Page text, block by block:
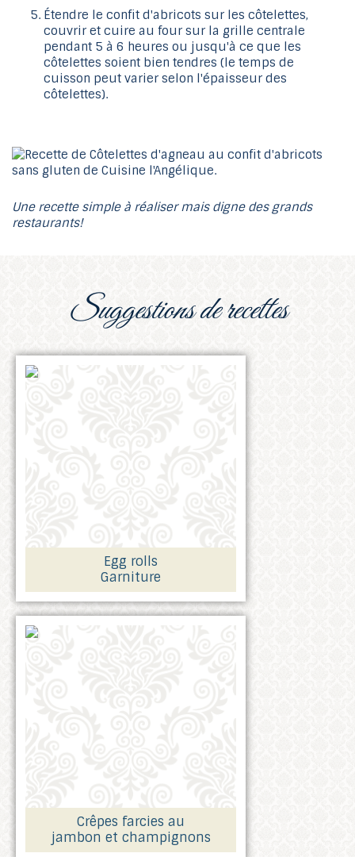
Étendre le confit d'abricots sur les côtelettes,
couvrir et cuire au four sur la grille centrale
pendant 5 à 6 heures ou jusqu'à ce que les
côtelettes soient bien tendres (le temps de
cuisson peut varier selon l'épaisseur des
côtelettes).
Une recette simple à réaliser mais digne des grands
restaurants!
suggestions de recettes
Egg rolls
Garniture
Crêpes farcies au
jambon et champignons